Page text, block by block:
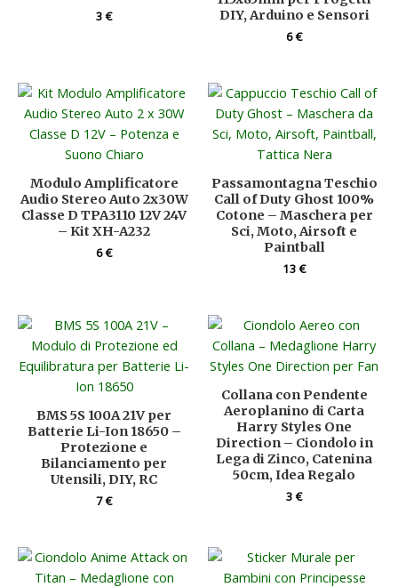
3€
DIY, Arduino e Sensori
6€
Modulo Amplificatore
Audio Stereo Auto 2x30W
Classe D TPA3110 12V 24V
– Kit XH-A232
6€
Passamontagna Teschio
Call of Duty Ghost 100%
Cotone – Maschera per
Sci, Moto, Airsoft e
Paintball
13€
BMS 5S 100A 21V per
Batterie Li-Ion 18650 –
Protezione e
Bilanciamento per
Utensili, DIY, RC
7€
Collana con Pendente
Aeroplanino di Carta
Harry Styles One
Direction – Ciondolo in
Lega di Zinco, Catenina
50cm, Idea Regalo
3€